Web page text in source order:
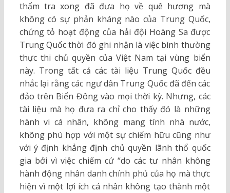
thẩm tra xong đã đưa họ về quê hương mà
không có sự phản kháng nào của Trung Quốc,
chứng tỏ hoạt động của hải đội Hoàng Sa được
Trung Quốc thời đó ghi nhận là việc bình thường
thực thi chủ quyền của Việt Nam tại vùng biển
này. Trong tất cả các tài liệu Trung Quốc đều
nhắc lại rằng các ngư dân Trung Quốc đã đến các
đảo trên Biển Đông vào mọi thời kỳ. Nhưng, các
tài liệu mà họ đưa ra chỉ cho thấy đó là những
hành vi cá nhân, không mang tính nhà nước,
không phù hợp với một sự chiếm hữu cũng như
với ý định khẳng định chủ quyền lãnh thổ quốc
gia bởi vì việc chiếm cứ “do các tư nhân không
hành động nhân danh chính phủ của họ mà thực
hiện vì một lợi ích cá nhân không tạo thành một